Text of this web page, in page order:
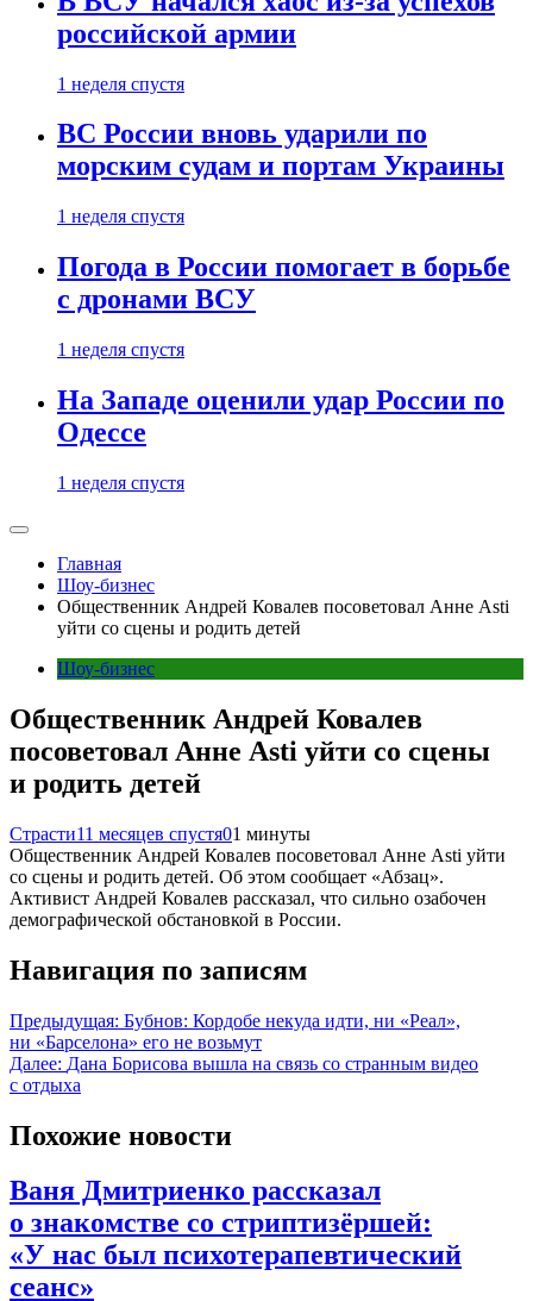
российской армии
1 неделя спустя
ВС России вновь ударили по
морским судам и портам Украины
1 неделя спустя
Погода в России помогает в борьбе
с дронами ВСУ
1 неделя спустя
На Западе оценили удар России по
Одессе
1 неделя спустя
Главная
Шоу-бизнес
Общественник Андрей Ковалев посоветовал Анне Asti
уйти со сцены и родить детей
Шоу-бизнес
Общественник Андрей Ковалев
посоветовал Анне Asti уйти со сцены
и родить детей
Страсти11 месяцев спустя01 минуты
Общественник Андрей Ковалев посоветовал Анне Asti уйти
со сцены и родить детей. Об этом сообщает «Абзац».
Активист Андрей Ковалев рассказал, что сильно озабочен
демографической обстановкой в России.
Навигация по записям
Предыдущая: Бубнов: Кордобе некуда идти, ни «Реал»,
ни «Барселона» его не возьмут
Далее: Дана Борисова вышла на связь со странным видео
с отдыха
Похожие новости
Ваня Дмитриенко рассказал
о знакомстве со стриптизёршей:
«У нас был психотерапевтический
сеанс»